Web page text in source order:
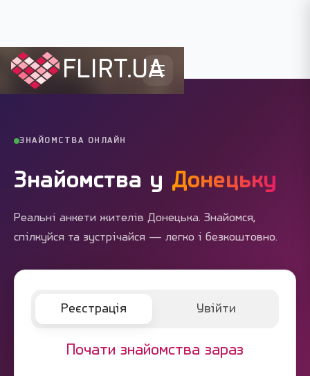
FLIRT.UA
Flirt.ua › Міста України Донецьк
ЗНАЙОМСТВА ОНЛАЙН
Знайомства у Донецьку
Реальні анкети жителів Донецька. Знайомся,
спілкуйся та зустрічайся — легко і безкоштовно.
Реєстрація Увійти
Почати знайомства зараз